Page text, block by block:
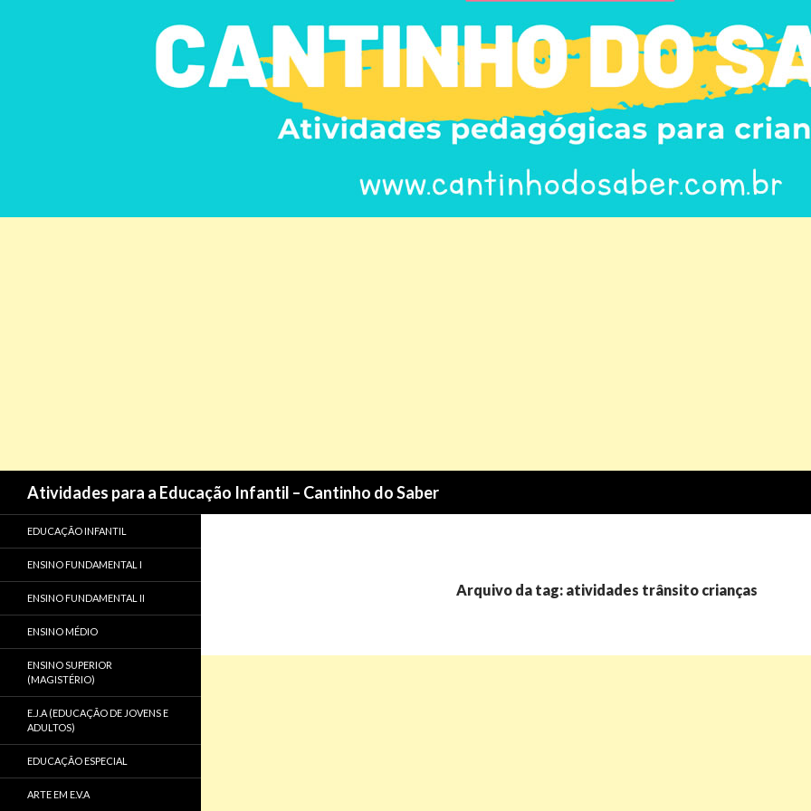
Atividades para a Educação Infantil – Cantinho do Saber
Arquivo da tag: atividades trânsito crianças
EDUCAÇÃO INFANTIL
ENSINO FUNDAMENTAL I
ENSINO FUNDAMENTAL II
ENSINO MÉDIO
ENSINO SUPERIOR
(MAGISTÉRIO)
E.J.A (EDUCAÇÃO DE JOVENS E
ADULTOS)
EDUCAÇÃO ESPECIAL
ARTE EM E.V.A